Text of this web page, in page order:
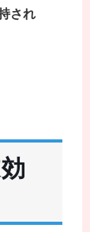
され